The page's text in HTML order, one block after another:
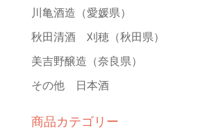
川亀酒造 （愛媛県）
秋田清酒 刈穂（秋田県）
美吉野醸造 （奈良県）
その他 日本酒
商品カテゴリー